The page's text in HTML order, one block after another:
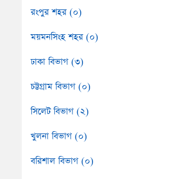
রংপুর শহর (০)
ময়মনসিংহ শহর (০)
ঢাকা বিভাগ (৩)
চট্টগ্রাম বিভাগ (০)
সিলেট বিভাগ (২)
খুলনা বিভাগ (০)
বরিশাল বিভাগ (০)